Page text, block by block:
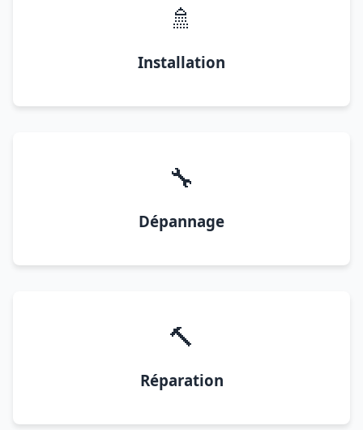
🚿
Installation
🔧
Dépannage
🔨
Réparation